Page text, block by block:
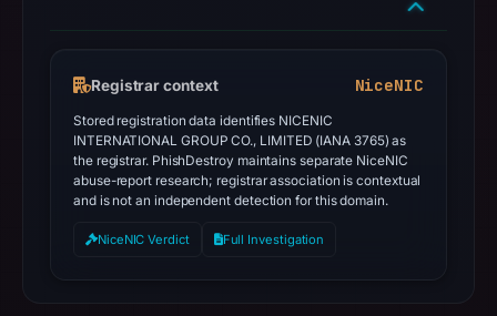
Registrar context NiceNIC
Stored registration data identifies NICENIC
INTERNATIONAL GROUP CO., LIMITED (IANA 3765) as
the registrar. PhishDestroy maintains separate NiceNIC
abuse-report research; registrar association is contextual
and is not an independent detection for this domain.
NiceNIC Verdict Full Investigation